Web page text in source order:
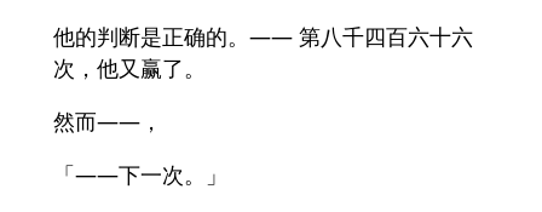
他的判断是正确的。—— 第八千四百六十六
次，他又赢了。
然而——，
「——下一次。」